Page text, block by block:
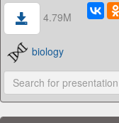
4.79M
biology